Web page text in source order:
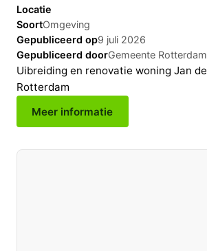
Locatie
SoortOmgeving
Gepubliceerd op9 juli 2026
Gepubliceerd doorGemeente Rotterdam
Uibreiding en renovatie woning Jan
Rotterdam
Meer informatie